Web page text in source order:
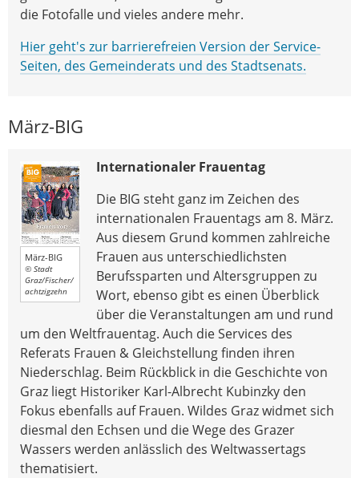
die Fotofalle und vieles andere mehr.
Hier geht's zur barrierefreien Version der Service-
Seiten, des Gemeinderats und des Stadtsenats.
März-BIG
März-BIG
© Stadt
Graz/Fischer/
achtzigzehn
Internationaler Frauentag
Die BIG steht ganz im Zeichen des
internationalen Frauentags am 8. März.
Aus diesem Grund kommen zahlreiche
Frauen aus unterschiedlichsten
Berufssparten und Altersgruppen zu
Wort, ebenso gibt es einen Überblick
über die Veranstaltungen am und rund
um den Weltfrauentag. Auch die Services des
Referats Frauen & Gleichstellung finden ihren
Niederschlag. Beim Rückblick in die Geschichte von
Graz liegt Historiker Karl-Albrecht Kubinzky den
Fokus ebenfalls auf Frauen. Wildes Graz widmet sich
diesmal den Echsen und die Wege des Grazer
Wassers werden anlässlich des Weltwassertags
thematisiert.